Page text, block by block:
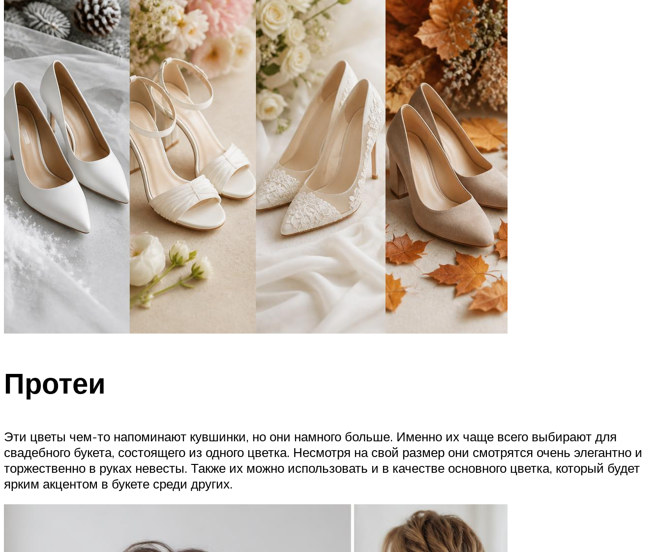
Протеи
Эти цветы чем-то напоминают кувшинки, но они намного больше. Именно их чаще всего выбирают для
свадебного букета, состоящего из одного цветка. Несмотря на свой размер они смотрятся очень элегантно и
торжественно в руках невесты. Также их можно использовать и в качестве основного цветка, который будет
ярким акцентом в букете среди других.